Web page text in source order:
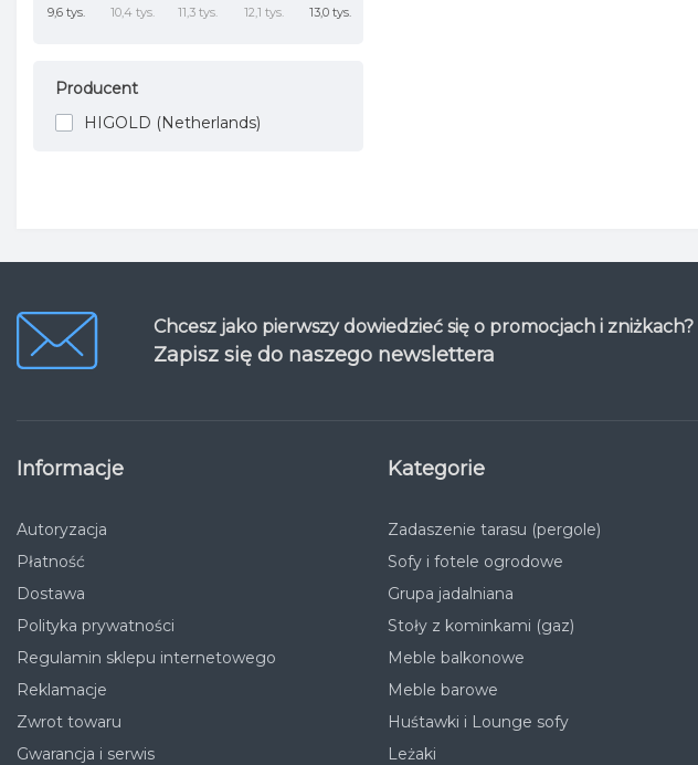
9,6 tys. 10,4 tys. 11,3 tys. 12,1 tys. 13,0 tys.
Producent
HIGOLD (Netherlands)
Chcesz jako pierwszy dowiedzieć się o promocjach i zniżkach?
Zapisz się do naszego newslettera
Informacje
Autoryzacja
Płatność
Dostawa
Polityka prywatności
Regulamin sklepu internetowego
Reklamacje
Zwrot towaru
Gwarancja i serwis
Kategorie
Zadaszenie tarasu (pergole)
Sofy i fotele ogrodowe
Grupa jadalniana
Stoły z kominkami (gaz)
Meble balkonowe
Meble barowe
Huśtawki i Lounge sofy
Leżaki